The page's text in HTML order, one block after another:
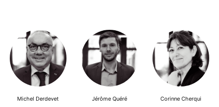
Michel Derdevet Jérôme Quéré Corinne Cherqui